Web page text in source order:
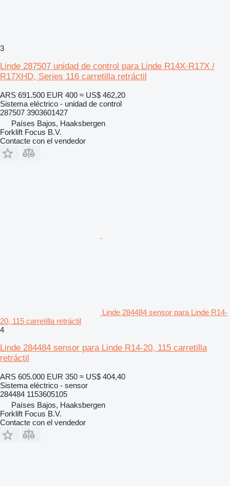
3
Linde 287507 unidad de control para Linde R14X-R17X /
R17XHD, Series 116 carretilla retráctil
ARS 691.500 EUR 400 ≈ US$ 462,20
Sistema eléctrico - unidad de control
287507 3903601427
Países Bajos, Haaksbergen
Forklift Focus B.V.
Contacte con el vendedor
Linde 284484 sensor para Linde R14-
20, 115 carretilla retráctil
4
Linde 284484 sensor para Linde R14-20, 115 carretilla
retráctil
ARS 605.000 EUR 350 ≈ US$ 404,40
Sistema eléctrico - sensor
284484 1153605105
Países Bajos, Haaksbergen
Forklift Focus B.V.
Contacte con el vendedor